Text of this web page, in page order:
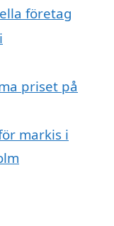
företag
priset på
markis i